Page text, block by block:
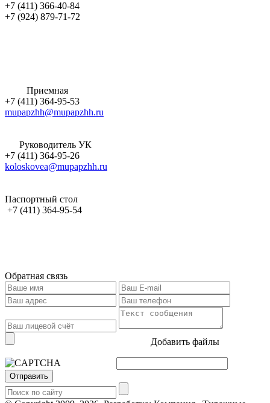
+7 (411) 366-40-84
+7 (924) 879-71-72
Приемная
+7 (411) 364-95-53
mupapzhh@mupapzhh.ru
Руководитель УК
+7 (411) 364-95-26
koloskovea@mupapzhh.ru
Паспортный стол
+7 (411) 364-95-54
Обратная связь
Добавить файлы
Отправить